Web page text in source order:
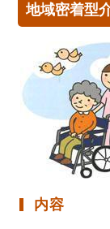
地域密着型
内容